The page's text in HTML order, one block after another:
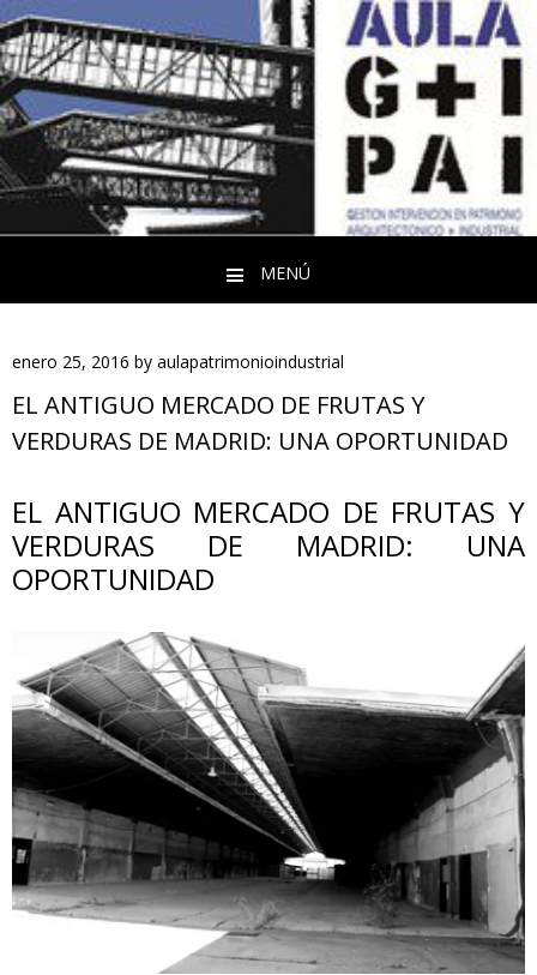
MENÚ
enero 25, 2016 by aulapatrimonioindustrial
EL ANTIGUO MERCADO DE FRUTAS Y
VERDURAS DE MADRID: UNA OPORTUNIDAD
EL ANTIGUO MERCADO DE FRUTAS Y
VERDURAS DE MADRID: UNA
OPORTUNIDAD